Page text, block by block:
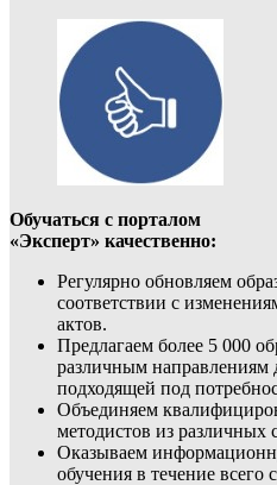
Обучаться с порталом
«Эксперт» качественно:
Регулярно обновляем
соответствии с
актов.
Предлагаем более 5 000
различным направлениям
подходящей под
Объединяем
методистов из различных
Оказываем
обучения в течение всего